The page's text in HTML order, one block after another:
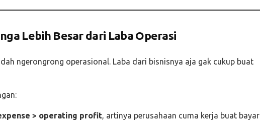
Lebih Besar dari Laba Operasi
ngerongrong operasional. Laba dari bisnisnya aja gak cukup buat
> operating profit, artinya perusahaan cuma kerja buat bayar